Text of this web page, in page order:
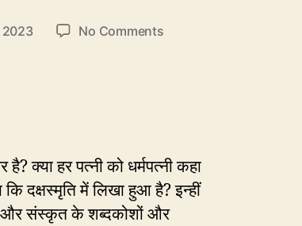
2023 No Commentson
कोई
अंतर
है?
क्या हर पत्नी को धर्मपत्नी कहा
दक्षस्मृति में लिखा हुआ है? इन्हीं
और संस्कृत के शब्दकोशों और